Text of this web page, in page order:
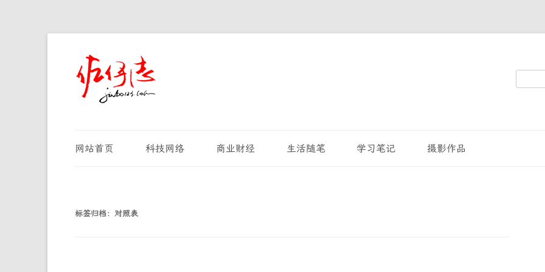
搜
网站首页 科技网络 商业财经 生活随笔 学习笔记 摄影作品
标签归档： 对照表